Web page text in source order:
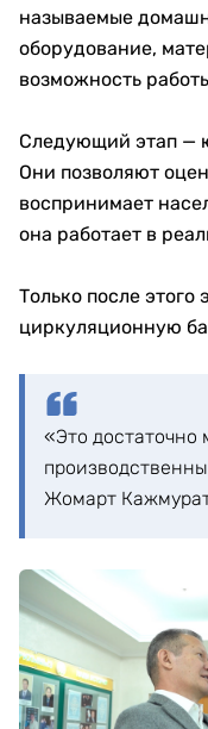
называемые
оборудование,
возможность
Следующий этап —
Они позволяют
воспринимает
она работает в
Только после
циркуляционную
«Это достаточно
Жомарт